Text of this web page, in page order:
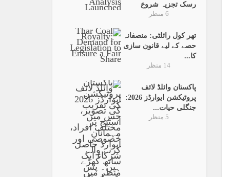
رسک تجزیہ شروع
6 منظر
تھر کول رائلٹی: منصفانہ
حصے کے لیے قانون سازی
کا...
14 منظر
پاکستان وائلڈ لائف
پروٹیکشن ایوارڈز 2026:
جنگلی حیات...
5 منظر